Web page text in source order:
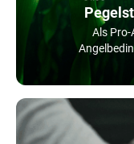
Als Pro-